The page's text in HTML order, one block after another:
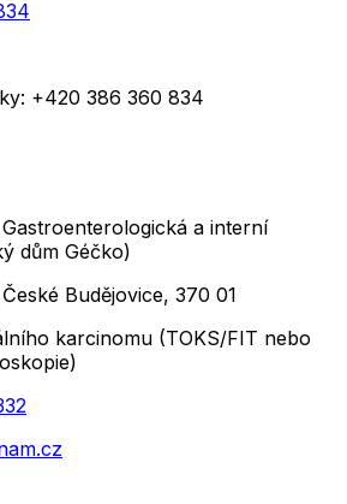
+420 386 360 834
a interní
dům Géčko)
Budějovice, 370 01
karcinomu (TOKS/FIT nebo